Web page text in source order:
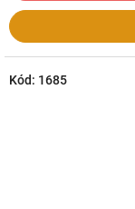
Kód: 1685